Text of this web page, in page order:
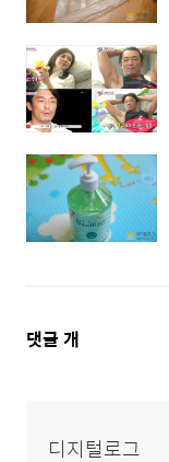
댓
댓글 개
디지털로그